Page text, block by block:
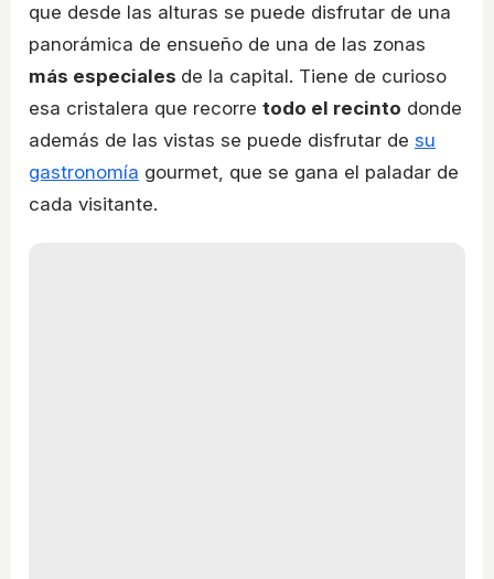
que desde las alturas se puede disfrutar de una
panorámica de ensueño de una de las zonas
más especiales de la capital. Tiene de curioso
esa cristalera que recorre todo el recinto donde
además de las vistas se puede disfrutar de su
gastronomía gourmet, que se gana el paladar de
cada visitante.